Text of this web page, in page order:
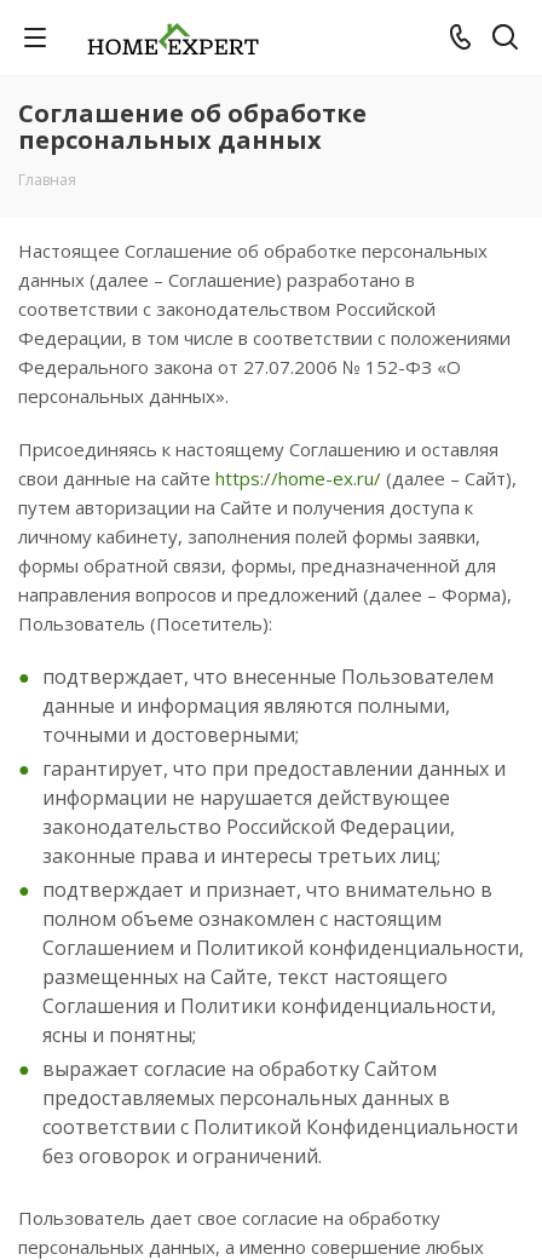
Соглашение об обработке
персональных данных
Главная
Настоящее Соглашение об обработке персональных
данных (далее – Соглашение) разработано в
соответствии с законодательством Российской
Федерации, в том числе в соответствии с положениями
Федерального закона от 27.07.2006 № 152-ФЗ «О
персональных данных».
Присоединяясь к настоящему Соглашению и оставляя
свои данные на сайте https://home-ex.ru/ (далее – Сайт),
путем авторизации на Сайте и получения доступа к
личному кабинету, заполнения полей формы заявки,
формы обратной связи, формы, предназначенной для
направления вопросов и предложений (далее – Форма),
Пользователь (Посетитель):
подтверждает, что внесенные Пользователем
данные и информация являются полными,
точными и достоверными;
гарантирует, что при предоставлении данных и
информации не нарушается действующее
законодательство Российской Федерации,
законные права и интересы третьих лиц;
подтверждает и признает, что внимательно в
полном объеме ознакомлен с настоящим
Соглашением и Политикой конфиденциальности,
размещенных на Сайте, текст настоящего
Соглашения и Политики конфиденциальности,
ясны и понятны;
выражает согласие на обработку Сайтом
предоставляемых персональных данных в
соответствии с Политикой Конфиденциальности
без оговорок и ограничений.
Пользователь дает свое согласие на обработку
персональных данных, а именно совершение любых